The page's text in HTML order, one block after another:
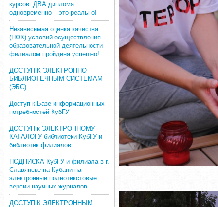
курсов: ДВА диплома
одновременно – это реально!
Независимая оценка качества
(НОК) условий осуществления
образовательной деятельности
филиалом пройдена успешно!
ДОСТУП К ЭЛЕКТРОННО-
БИБЛИОТЕЧНЫМ СИСТЕМАМ
(ЭБС)
Доступ к Базе информационных
потребностей КубГУ
ДОСТУП к ЭЛЕКТРОННОМУ
КАТАЛОГУ библиотеки КубГУ и
библиотек филиалов
ПОДПИСКА КубГУ и филиала в г.
Славянске-на-Кубани на
электронные полнотекстовые
версии научных журналов
ДОСТУП К ЭЛЕКТРОННЫМ